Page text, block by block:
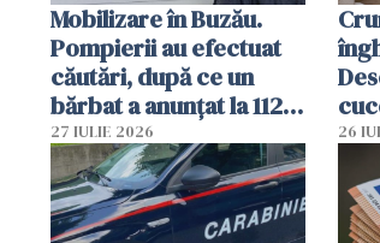
Mobilizare în Buzău.
Pompierii au efectuat
căutări, după ce un
bărbat a anunțat la 112
că a văzut un obiect
luminos
27 IULIE 2026 26